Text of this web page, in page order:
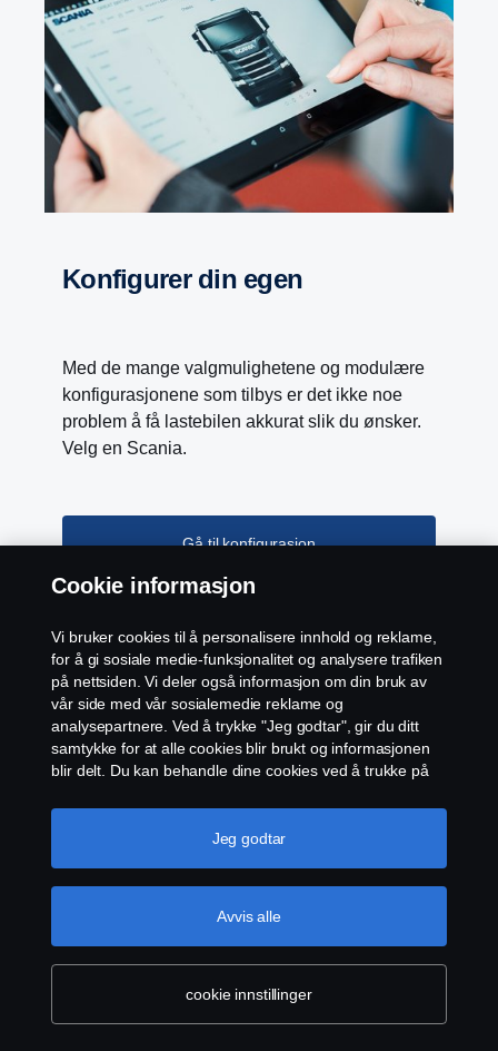
PTO
PTO – Med Scania Opticruise-girkasse
introduseres et nytt PTO-program med ni
resultatet av et høyere girutvekslingsforhold som
Scanias nye Opticruise G33 girkasse er tilgjengelige for
alle V8-motorer opptil 660 hk, samt 13 liters 500 og 540
hk motorene.
Konfigurer din egen
Med de mange valgmulighetene og modulære
konfigurasjonene som tilbys er det ikke noe
problem å få lastebilen akkurat slik du ønsker.
Velg en Scania.
Gå til konfigurasjon
Produkter
Tjenester
Cookie informasjon
Vi bruker cookies til å personalisere innhold og reklame,
for å gi sosiale medie-funksjonalitet og analysere trafiken
på nettsiden. Vi deler også informasjon om din bruk av
vår side med vår sosialemedie reklame og
analysepartnere. Ved å trykke "Jeg godtar", gir du ditt
samtykke for at alle cookies blir brukt og informasjonen
blir delt. Du kan behandle dine cookies ved å trukke på
en mer detaljert forklaring hvordan vi bruker cookies,
vennligst besøk vår cookies-erklæring, som du finner ved
cookie innstillinger
Avvis alle
Jeg godtar